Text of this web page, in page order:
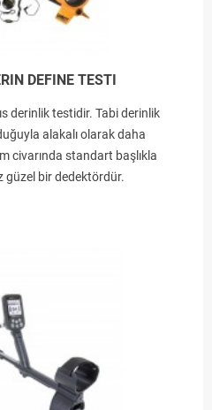
DEFINE TESTI
derinlik testidir. Tabi derinlik
alakalı olarak daha
civarında standart başlıkla
güzel bir dedektördür.